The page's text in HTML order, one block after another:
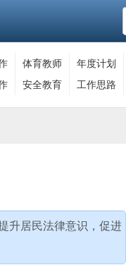
体育教师
年度计划
安全教育 工作思路
升居民法律意识，促进